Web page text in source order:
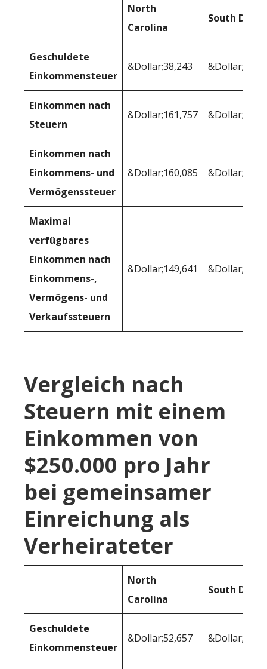
North
Carolina
South
Geschuldete
Einkommensteuer
&Dollar;38,243
Einkommen nach
Steuern
&Dollar;161,757
Einkommen nach
Einkommens- und
Vermögenssteuer
&Dollar;160,085
Maximal
verfügbares
Einkommen nach
Einkommens-,
Vermögens- und
Verkaufssteuern
&Dollar;149,641
Vergleich nach
Steuern mit einem
Einkommen von
$250.000 pro Jahr
bei gemeinsamer
Einreichung als
Verheirateter
North
Carolina
South
Geschuldete
Einkommensteuer
&Dollar;52,657